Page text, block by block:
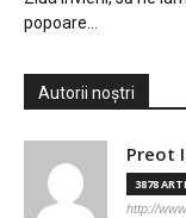
popoare…
Autorii noștri
Preot
3878
http://